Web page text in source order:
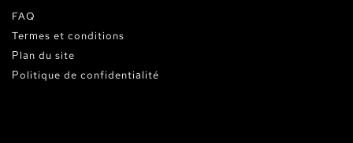
FAQ
Termes et conditions
Plan du site
Politique de confidentialité